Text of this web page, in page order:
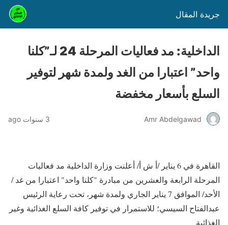
جريدة المقال
الداخلية: مد فعاليات المرحلة 24 لـ”كلنا
واحد” اعتبارا من الغد ولمدة شهر لتوفير
السلع بأسعار مخفضة
Amr Abdelgawad 3 سنوات ago
القاهرة في 6 يناير /أ ش أ/ أعلنت وزارة الداخلية مد فعاليات
المرحلة الرابعة والعشرين من مبادرة "كلنا واحد" اعتبارا من غد /
الأحد/ الموافق 7 يناير الجاري ولمدة شهر، تحت رعاية الرئيس
عبدالفتاح السيسي؛ للاستمرار في توفير كافة السلع الغذائية وغير
الغذائية